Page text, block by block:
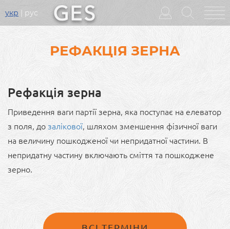
укр рус
Головне
меню
РЕФАКЦІЯ ЗЕРНА
Рефакція зерна
Приведення ваги партії зерна, яка поступає на елеватор
з поля, до залікової, шляхом зменшення фізичної ваги
на величину пошкодженої чи непридатної частини. В
непридатну частину включають сміття та пошкоджене
зерно.